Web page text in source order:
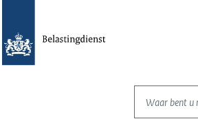
Waar bent